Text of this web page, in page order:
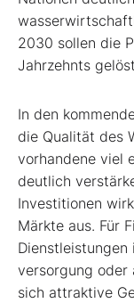
2030 sollen die
Jahrzehnts
In den
die Qualität des
vorhandene viel
deutlich
Investitionen
Märkte aus. Für
Dienstleistungen
versorgung oder
sich attraktive